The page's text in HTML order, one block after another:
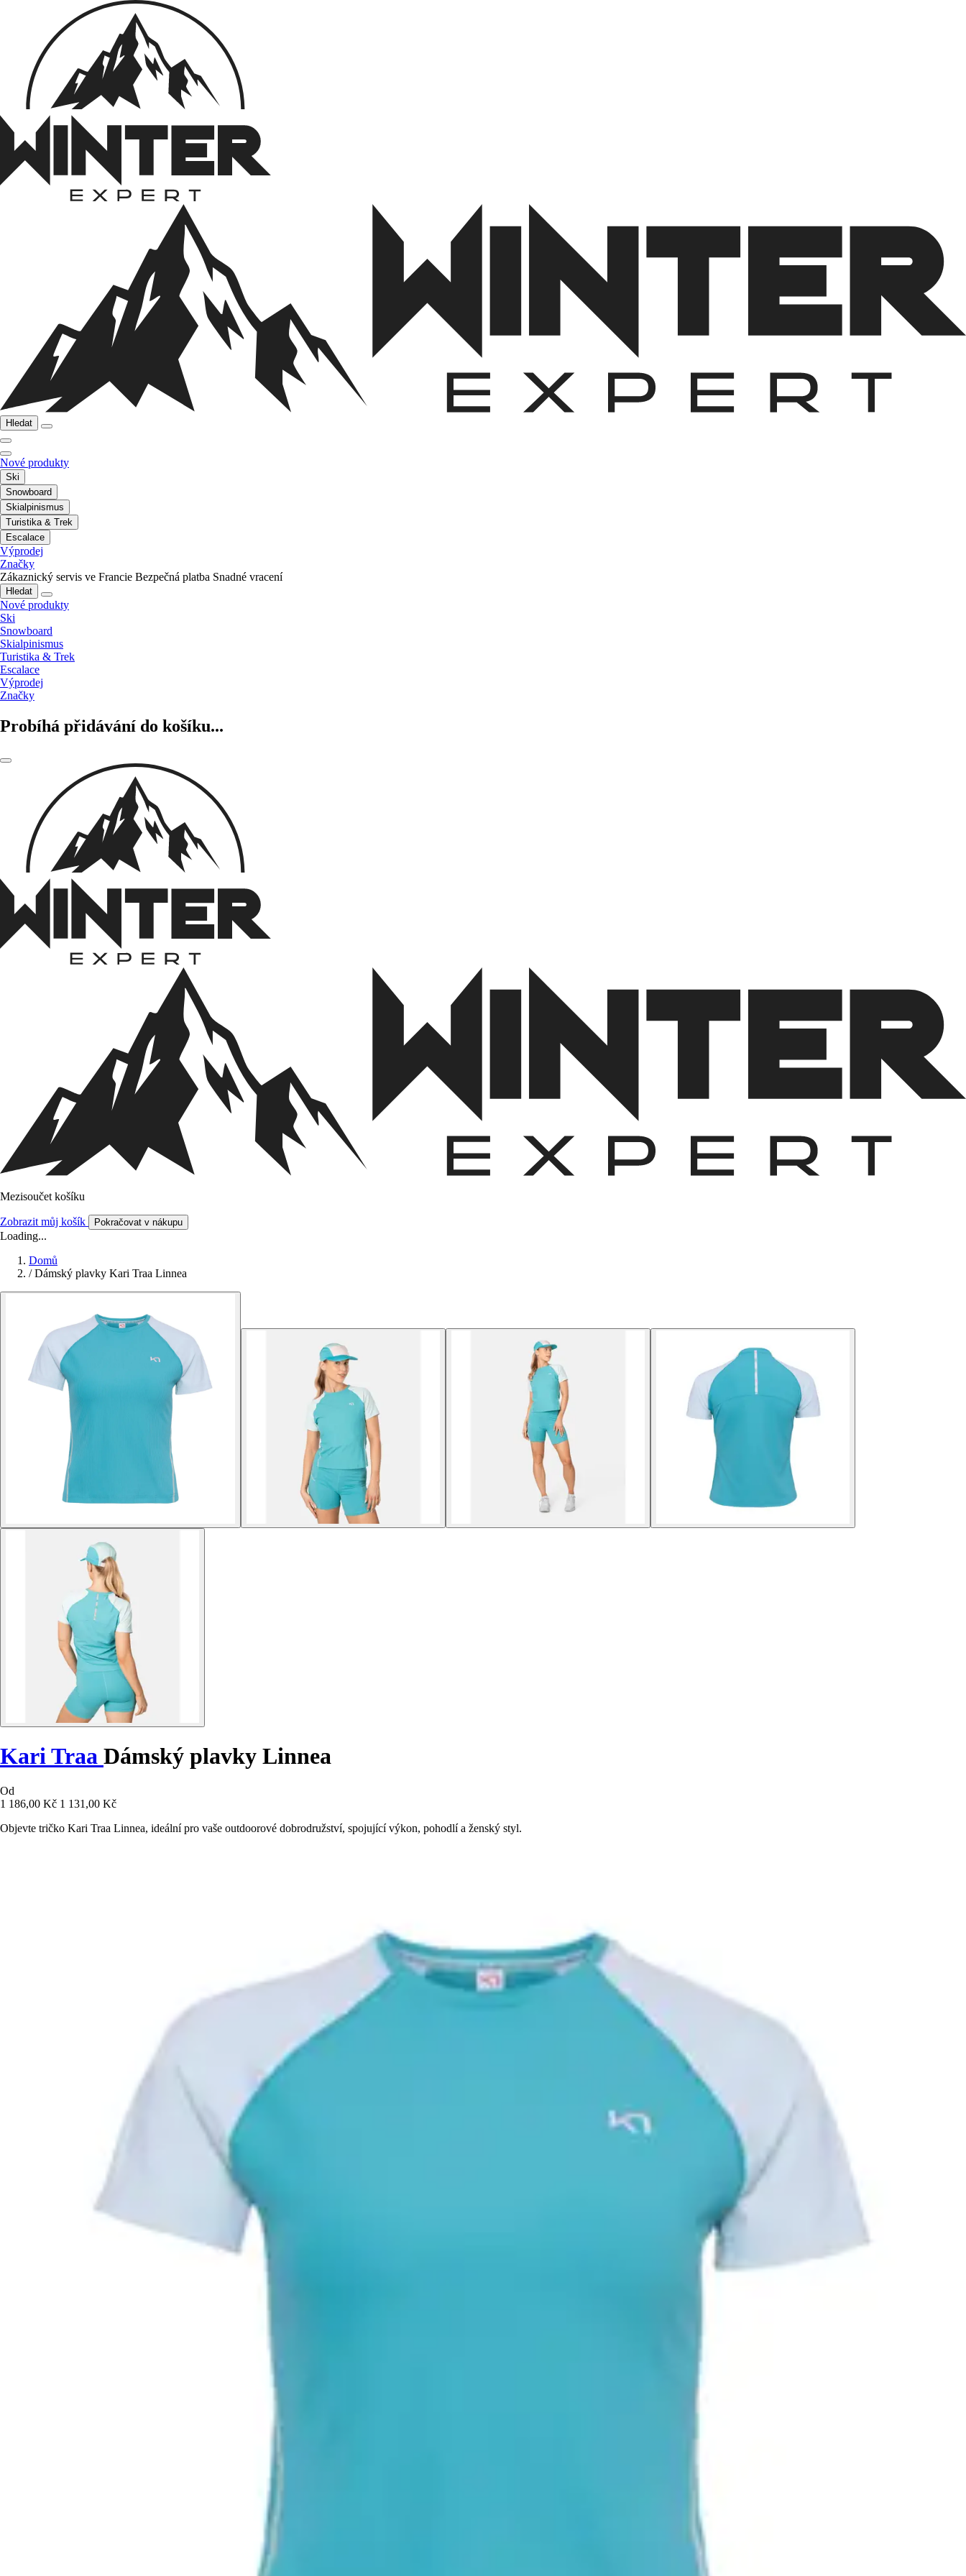
Hledat
Nové produkty
Ski
Snowboard
Skialpinismus
Turistika & Trek
Escalace
Výprodej
Značky
Zákaznický servis ve Francie Bezpečná platba Snadné vracení
Hledat
Nové produkty
Ski
Snowboard
Skialpinismus
Turistika & Trek
Escalace
Výprodej
Značky
Probíhá přidávání do košíku...
Mezisoučet košíku
Zobrazit můj košík Pokračovat v nákupu
Loading...
Domů
/ Dámský plavky Kari Traa Linnea
Kari Traa Dámský plavky Linnea
Od
1 186,00 Kč 1 131,00 Kč
Objevte tričko Kari Traa Linnea, ideální pro vaše outdoorové dobrodružství, spojující výkon, pohodlí a ženský styl.